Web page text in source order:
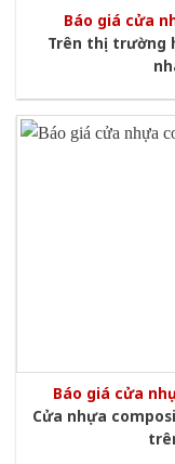
Báo giá cửa
Trên thị trường
Báo giá cửa
Cửa nhựa